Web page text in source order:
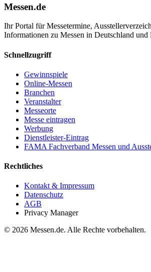
Messen.de
Ihr Portal für Messetermine,
Informationen zu Messen in Deutschland und
Schnellzugriff
Gewinnspiele
Online-Messen
Branchen
Veranstalter
Messeorte
Messe eintragen
Werbung
Dienstleister-Eintrag
FAMA Fachverband Messen und
Rechtliches
Kontakt & Impressum
Datenschutz
AGB
Privacy Manager
© 2026 Messen.de. Alle Rechte vorbehalten.